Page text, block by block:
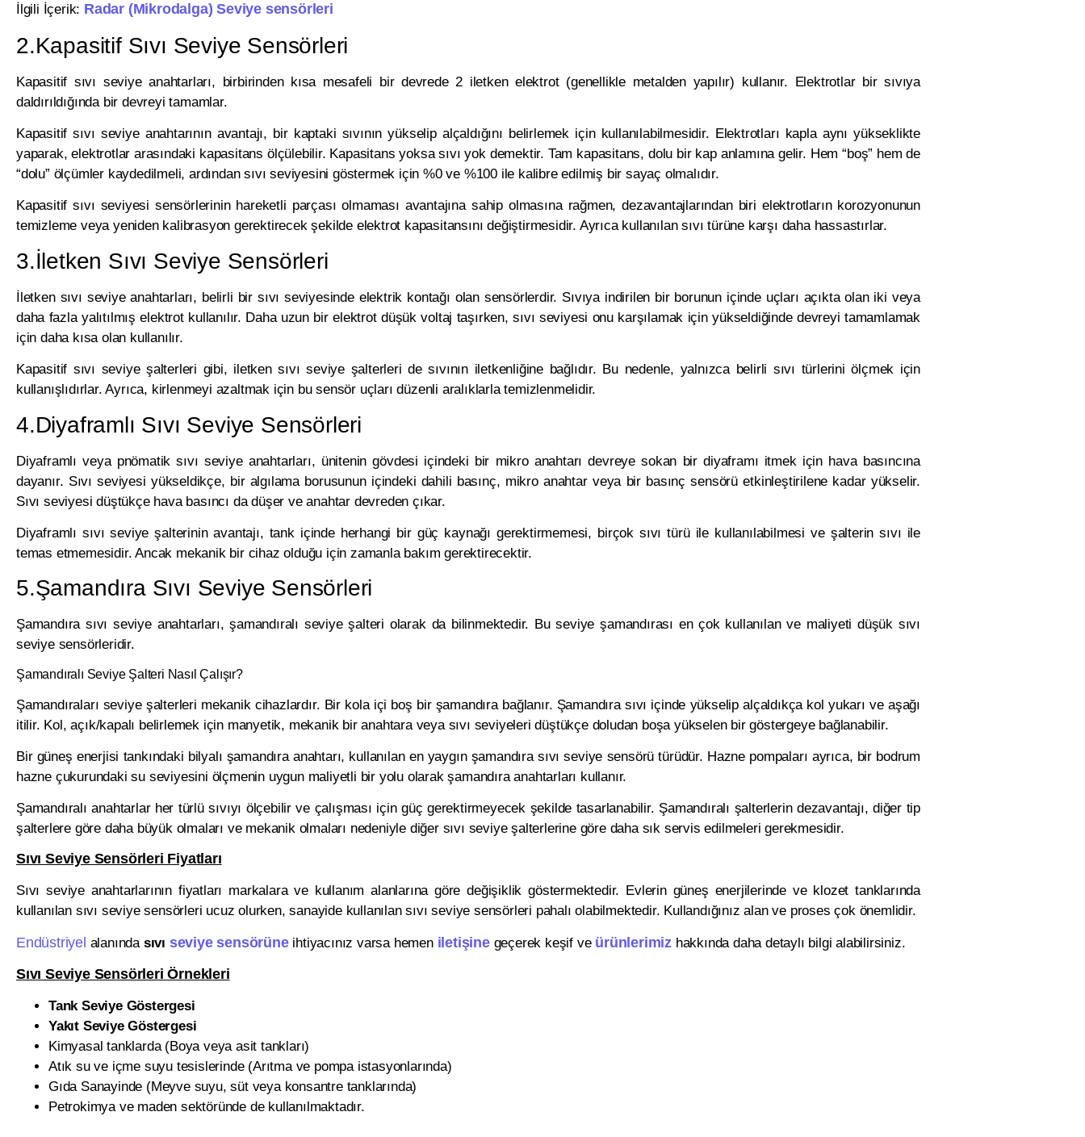
İlgili İçerik: Radar (Mikrodalga) Seviye sensörleri
2.Kapasitif Sıvı Seviye Sensörleri
Kapasitif sıvı seviye anahtarları, birbirinden kısa mesafeli bir devrede 2 iletken elektrot (genellikle metalden yapılır) kullanır. Elektrotlar bir sıvıya
daldırıldığında bir devreyi tamamlar.
Kapasitif sıvı seviye anahtarının avantajı, bir kaptaki sıvının yükselip alçaldığını belirlemek için kullanılabilmesidir. Elektrotları kapla aynı yükseklikte
yaparak, elektrotlar arasındaki kapasitans ölçülebilir. Kapasitans yoksa sıvı yok demektir. Tam kapasitans, dolu bir kap anlamına gelir. Hem “boş” hem de
“dolu” ölçümler kaydedilmeli, ardından sıvı seviyesini göstermek için %0 ve %100 ile kalibre edilmiş bir sayaç olmalıdır.
Kapasitif sıvı seviyesi sensörlerinin hareketli parçası olmaması avantajına sahip olmasına rağmen, dezavantajlarından biri elektrotların korozyonunun
temizleme veya yeniden kalibrasyon gerektirecek şekilde elektrot kapasitansını değiştirmesidir. Ayrıca kullanılan sıvı türüne karşı daha hassastırlar.
3.İletken Sıvı Seviye Sensörleri
İletken sıvı seviye anahtarları, belirli bir sıvı seviyesinde elektrik kontağı olan sensörlerdir. Sıvıya indirilen bir borunun içinde uçları açıkta olan iki veya
daha fazla yalıtılmış elektrot kullanılır. Daha uzun bir elektrot düşük voltaj taşırken, sıvı seviyesi onu karşılamak için yükseldiğinde devreyi tamamlamak
için daha kısa olan kullanılır.
Kapasitif sıvı seviye şalterleri gibi, iletken sıvı seviye şalterleri de sıvının iletkenliğine bağlıdır. Bu nedenle, yalnızca belirli sıvı türlerini ölçmek için
kullanışlıdırlar. Ayrıca, kirlenmeyi azaltmak için bu sensör uçları düzenli aralıklarla temizlenmelidir.
4.Diyaframlı Sıvı Seviye Sensörleri
Diyaframlı veya pnömatik sıvı seviye anahtarları, ünitenin gövdesi içindeki bir mikro anahtarı devreye sokan bir diyaframı itmek için hava basıncına
dayanır. Sıvı seviyesi yükseldikçe, bir algılama borusunun içindeki dahili basınç, mikro anahtar veya bir basınç sensörü etkinleştirilene kadar yükselir.
Sıvı seviyesi düştükçe hava basıncı da düşer ve anahtar devreden çıkar.
Diyaframlı sıvı seviye şalterinin avantajı, tank içinde herhangi bir güç kaynağı gerektirmemesi, birçok sıvı türü ile kullanılabilmesi ve şalterin sıvı ile
temas etmemesidir. Ancak mekanik bir cihaz olduğu için zamanla bakım gerektirecektir.
5.Şamandıra Sıvı Seviye Sensörleri
Şamandıra sıvı seviye anahtarları, şamandıralı seviye şalteri olarak da bilinmektedir. Bu seviye şamandırası en çok kullanılan ve maliyeti düşük sıvı
seviye sensörleridir.
Şamandıralı Seviye Şalteri Nasıl Çalışır?
Şamandıraları seviye şalterleri mekanik cihazlardır. Bir kola içi boş bir şamandıra bağlanır. Şamandıra sıvı içinde yükselip alçaldıkça kol yukarı ve aşağı
itilir. Kol, açık/kapalı belirlemek için manyetik, mekanik bir anahtara veya sıvı seviyeleri düştükçe doludan boşa yükselen bir göstergeye bağlanabilir.
Bir güneş enerjisi tankındaki bilyalı şamandıra anahtarı, kullanılan en yaygın şamandıra sıvı seviye sensörü türüdür. Hazne pompaları ayrıca, bir bodrum
hazne çukurundaki su seviyesini ölçmenin uygun maliyetli bir yolu olarak şamandıra anahtarları kullanır.
Şamandıralı anahtarlar her türlü sıvıyı ölçebilir ve çalışması için güç gerektirmeyecek şekilde tasarlanabilir. Şamandıralı şalterlerin dezavantajı, diğer tip
şalterlere göre daha büyük olmaları ve mekanik olmaları nedeniyle diğer sıvı seviye şalterlerine göre daha sık servis edilmeleri gerekmesidir.
Sıvı Seviye Sensörleri Fiyatları
Sıvı seviye anahtarlarının fiyatları markalara ve kullanım alanlarına göre değişiklik göstermektedir. Evlerin güneş enerjilerinde ve klozet tanklarında
kullanılan sıvı seviye sensörleri ucuz olurken, sanayide kullanılan sıvı seviye sensörleri pahalı olabilmektedir. Kullandığınız alan ve proses çok önemlidir.
Endüstriyel alanında sıvı seviye sensörüneihtiyacınız varsa hemen iletişine geçerek keşif ve ürünlerimiz hakkında daha detaylı bilgi alabilirsiniz.
Sıvı Seviye Sensörleri Örnekleri
Tank Seviye Göstergesi
Yakıt Seviye Göstergesi
Kimyasal tanklarda (Boya veya asit tankları)
Atık su ve içme suyu tesislerinde (Arıtma ve pompa istasyonlarında)
Gıda Sanayinde (Meyve suyu, süt veya konsantre tanklarında)
Petrokimya ve maden sektöründe de kullanılmaktadır.